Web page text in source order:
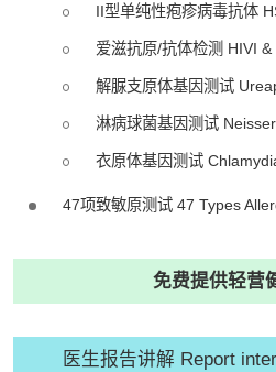
II型单纯性疱疹病毒抗体
爱滋抗原/抗体检测 HIVI
解脲支原体基因测试
淋病球菌基因测试
衣原体基因测试
47项致敏原测试 47 Types
免费提供轻营
医生报告讲解 Report